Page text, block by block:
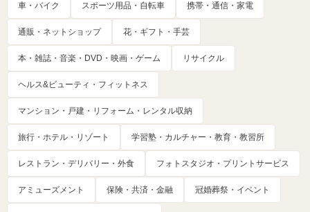
車・バイク スポーツ用品・自転車 携帯・通信・家電
通販・ネットショップ 花・ギフト・手芸
本・雑誌・音楽・DVD・映画・ゲーム リサイクル
ヘルス&ビューティ・フィットネス
マンション・戸建・リフォーム・レンタル収納
旅行・ホテル・リゾート 学習塾・カルチャー・教育・教習所
レストラン・デリバリー・外食 フォトスタジオ・プリントサービス
アミューズメント 保険・共済・金融 冠婚葬祭・イベント